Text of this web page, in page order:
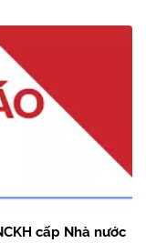
cấp Nhà nước